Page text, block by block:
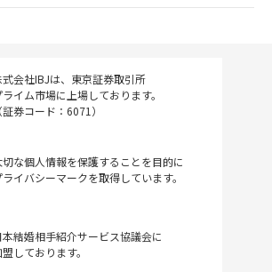
式会社IBJは、東京証券取引所
ライム市場に上場しております。
（証券コード：6071）
切な個人情報を保護することを目的に
ライバシーマークを取得しています。
本結婚相手紹介サービス協議会に
しております。